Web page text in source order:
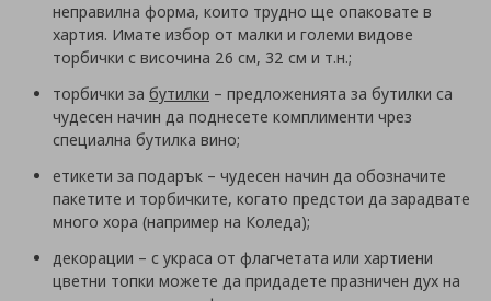
неправилна форма, които трудно ще опаковате в
хартия. Имате избор от малки и големи видове
торбички с височина 26 см, 32 см и т.н.;
торбички за бутилки – предложенията за бутилки са
чудесен начин да поднесете комплименти чрез
специална бутилка вино;
етикети за подарък – чудесен начин да обозначите
пакетите и торбичките, когато предстои да зарадвате
много хора (например на Коледа);
декорации – с украса от флагчетата или хартиени
цветни топки можете да придадете празничен дух на